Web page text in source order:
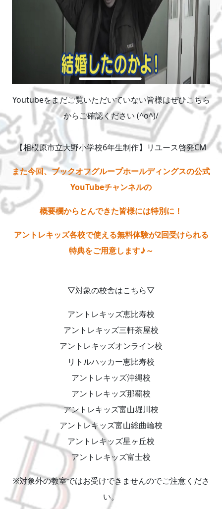
Youtubeをまだご覧いただいていない皆様はぜひこちら
からご確認ください (^o^)/
【相模原市立大野小学校6年生制作】リユース啓発CM
また今回、ブックオフグループホールディングスの公式
YouTubeチャンネルの
概要欄からとんできた皆様には特別に！
アントレキッズ各校で使える無料体験が2回受けられる
特典をご用意します♪～
▽対象の校舎はこちら▽
アントレキッズ恵比寿校
アントレキッズ三軒茶屋校
アントレキッズオンライン校
リトルハッカー恵比寿校
アントレキッズ沖縄校
アントレキッズ那覇校
アントレキッズ富山堀川校
アントレキッズ富山総曲輪校
アントレキッズ星ヶ丘校
アントレキッズ富士校
※対象外の教室ではお受けできませんのでご注意くださ
い。